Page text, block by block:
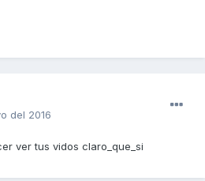
del 2016
ver tus vidos claro_que_si